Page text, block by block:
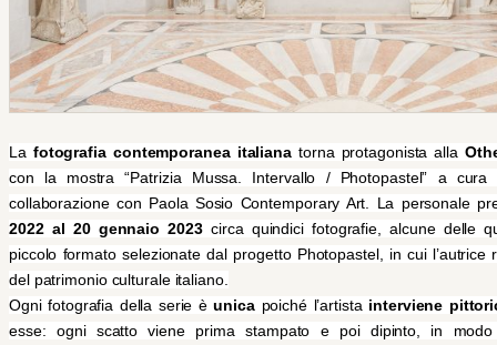
La fotografia contemporanea italianatorna protagonista alla
con la mostra “Patrizia Mussa. Intervallo / Photopastel” a
collaborazione con Paola Sosio Contemporary Art. La personale
2022 al 20 gennaio 2023circa quindici fotografie, alcune delle
piccolo formato selezionate dal progetto Photopastel, in cui l’autrice
del patrimonio culturale italiano.
Ogni fotografia della serie èunica poiché l’artista interviene
esse: ogni scatto viene prima stampato e poi dipinto, in modo